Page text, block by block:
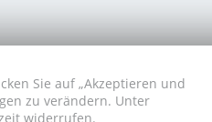
Sie auf „Akzeptieren und
zu verändern. Unter
widerrufen.